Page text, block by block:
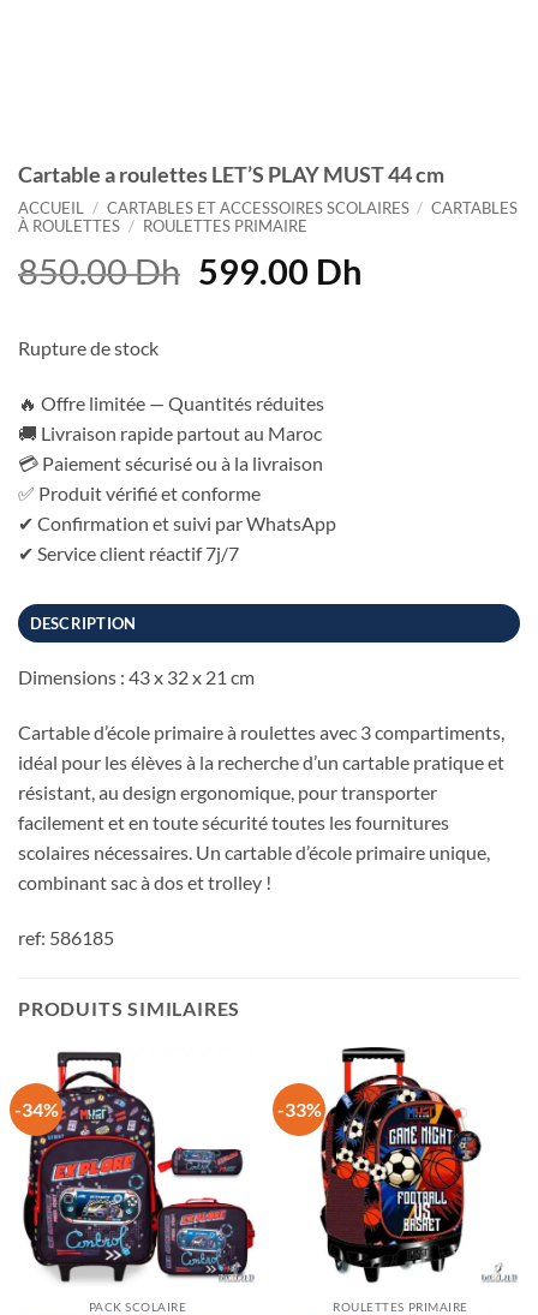
Cartable a roulettes LET’S PLAY MUST 44 cm
ACCUEIL / CARTABLES ET ACCESSOIRES SCOLAIRES / CARTABLES
À ROULETTES / ROULETTES PRIMAIRE
850.00Dh Le
850.00 Dh.
599.00 DhLe
Rupture de stock
🔥 Offre limitée — Quantités réduites
🚚 Livraison rapide partout au Maroc
💳 Paiement sécurisé ou à la livraison
✅ Produit vérifié et conforme
✔ Confirmation et suivi par WhatsApp
✔ Service client réactif 7j/7
DESCRIPTION
Dimensions : 43 x 32 x 21 cm
Cartable d’école primaire à roulettes avec 3 compartiments,
idéal pour les élèves à la recherche d’un cartable pratique et
résistant, au design ergonomique, pour transporter
facilement et en toute sécurité toutes les fournitures
scolaires nécessaires. Un cartable d’école primaire unique,
combinant sac à dos et trolley !
ref: 586185
PRODUITS SIMILAIRES
-34%
PACK SCOLAIRE
-33%
ROULETTES PRIMAIRE